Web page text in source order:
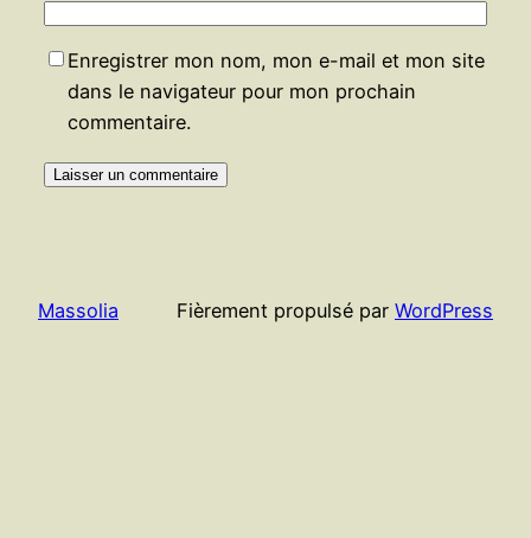
Enregistrer mon nom, mon e-mail et mon site
dans le navigateur pour mon prochain
commentaire.
Massolia Fièrement propulsé par WordPress